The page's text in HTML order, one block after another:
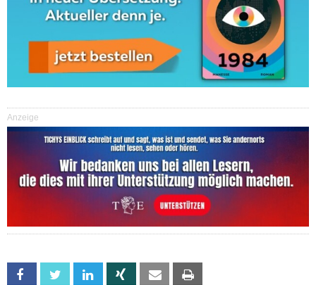
Anzeige
Facebook Twitter Linkedin Xing Email